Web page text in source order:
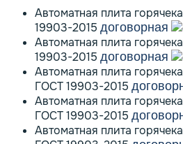
Автоматная плита
19903-2015 договорная
Автоматная плита
19903-2015 договорная
Автоматная плита
ГОСТ 19903-2015
Автоматная плита
ГОСТ 19903-2015
Автоматная плита